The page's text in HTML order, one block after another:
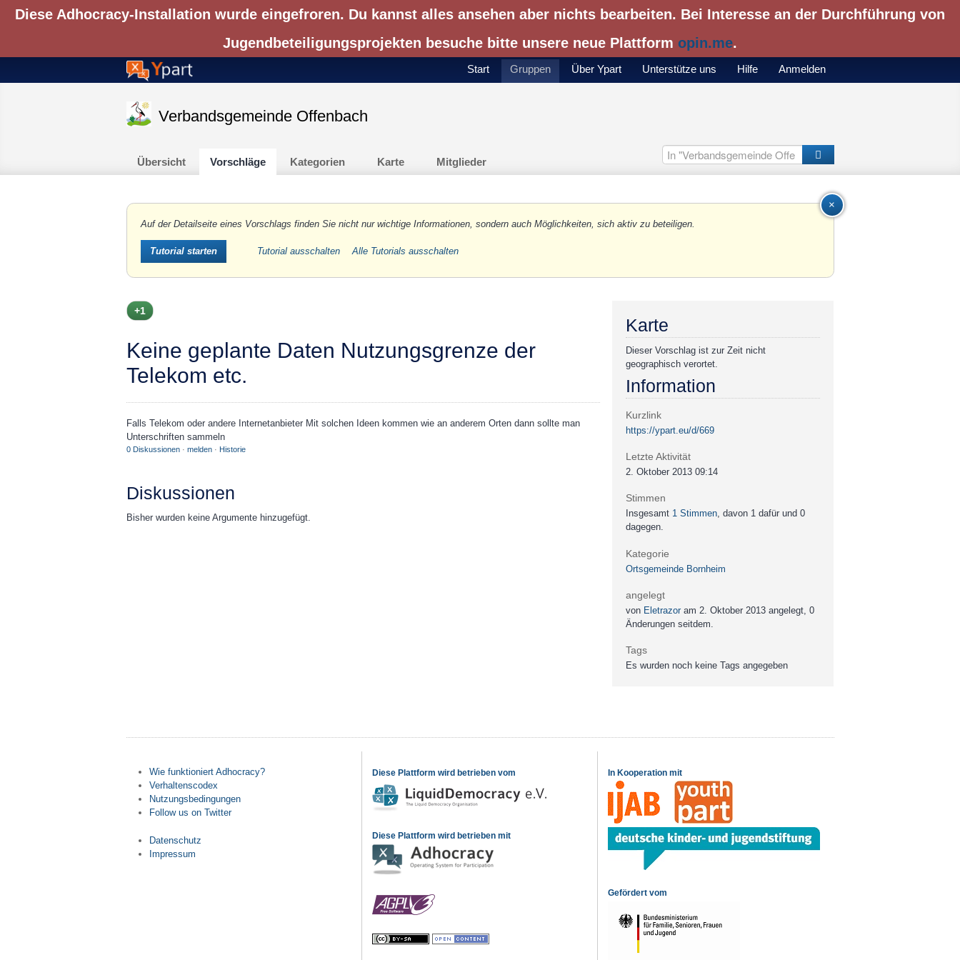
Diese Adhocracy-Installation wurde eingefroren. Du kannst alles ansehen aber nichts bearbeiten. Bei Interesse an der Durchführung von
Jugendbeteiligungsprojekten besuche bitte unsere neue Plattform opin.me.
Start Gruppen Über Ypart Unterstütze uns Hilfe Anmelden
Verbandsgemeinde Offenbach
Übersicht Vorschläge Kategorien Karte Mitglieder
close
Auf der Detailseite eines Vorschlags finden Sie nicht nur wichtige Informationen, sondern auch Möglichkeiten, sich aktiv zu beteiligen.
Tutorial starten Tutorial ausschalten Alle Tutorials ausschalten
+1
Keine geplante Daten Nutzungsgrenze der
Telekom etc.
Falls Telekom oder andere Internetanbieter Mit solchen Ideen kommen wie an anderem Orten dann sollte man
Unterschriften sammeln
0 Diskussionen· melden· Historie
Diskussionen
Bisher wurden keine Argumente hinzugefügt.
Karte
Dieser Vorschlag ist zur Zeit nicht
geographisch verortet.
Information
Kurzlink
https://ypart.eu/d/669
Letzte Aktivität
2. Oktober 2013 09:14
Stimmen
Insgesamt 1 Stimmen, davon 1 dafür und 0
dagegen.
Kategorie
Ortsgemeinde Bornheim
angelegt
von Eletrazor am 2. Oktober 2013 angelegt, 0
Änderungen seitdem.
Tags
Es wurden noch keine Tags angegeben
Wie funktioniert Adhocracy?
Verhaltenscodex
Nutzungsbedingungen
Follow us on Twitter
Datenschutz
Impressum
Diese Plattform wird betrieben vom
Diese Plattform wird betrieben mit
In Kooperation mit
Gefördert vom